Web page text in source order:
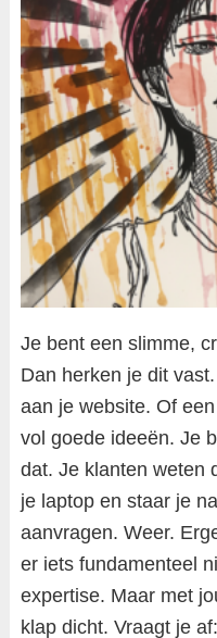
Je bent een slimme,
Dan herken je dit
aan je website. Of
vol goede ideeën. Je
dat. Je klanten weten
je laptop en staar je
aanvragen. Weer.
er iets fundamenteel
expertise. Maar met
klap dicht. Vraagt je